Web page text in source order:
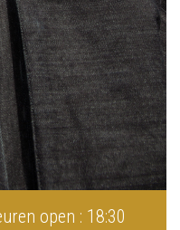
open : 18:30